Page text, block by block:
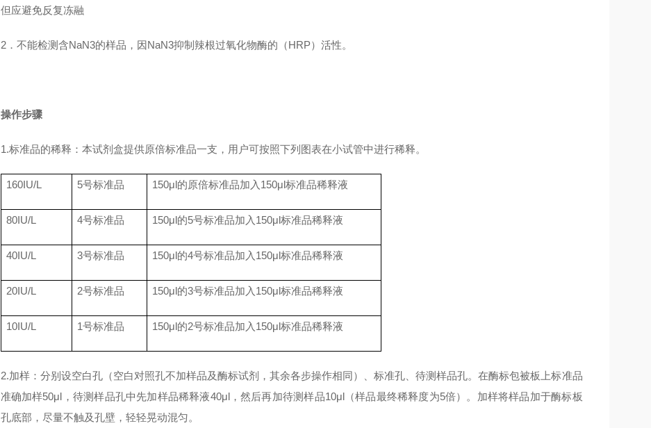
但应避免反复冻融
2．不能检测含NaN3的样品，因NaN3抑制辣根过氧化物酶的（HRP）活性。
操作步骤
1.标准品的稀释：本试剂盒提供原倍标准品一支，用户可按照下列图表在小试管中进行稀释。
160IU/L 5号标准品 150μl的原倍标准品加入 150μl标准品稀释液
80IU/L 4号标准品 150μl的5号标准品加入 150μl标准品稀释液
40IU/L 3号标准品 150μl的4号标准品加入 150μl标准品稀释液
20IU/L 2号标准品 150μl的3号标准品加入 150μl标准品稀释液
10IU/L 1号标准品 150μl的2号标准品加入 150μl标准品稀释液
2.加样：分别设空白孔（空白对照孔不加样品及酶标试剂，其余各步操作相同）、标准孔、待测样品孔。在酶标包被板上标准品
准确加样50μl，待测样品孔中先加样品稀释液40μl，然后再加待测样品10μl（样品最终稀释度为5倍）。加样将样品加于酶标板
孔底部，尽量不触及孔壁，轻轻晃动混匀。